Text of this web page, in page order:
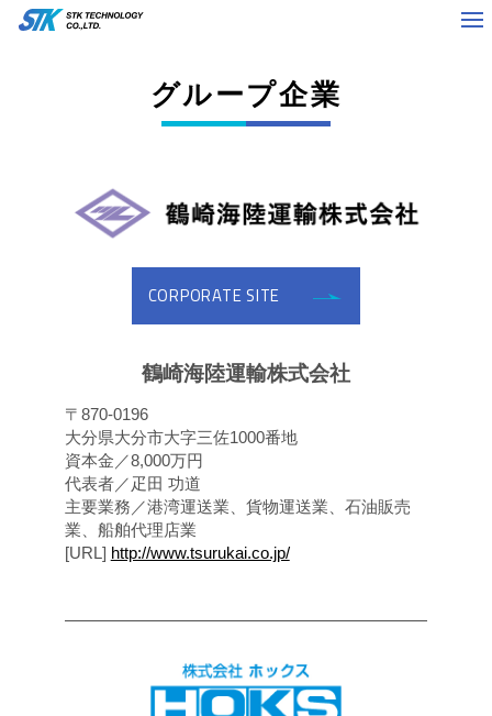
グループ企業
CORPORATE SITE
鶴崎海陸運輸株式会社
〒870-0196
大分県大分市大字三佐1000番地
資本金／8,000万円
代表者／疋田 功道
主要業務／港湾運送業、貨物運送業、石油販売
業、船舶代理店業
[URL] http://www.tsurukai.co.jp/